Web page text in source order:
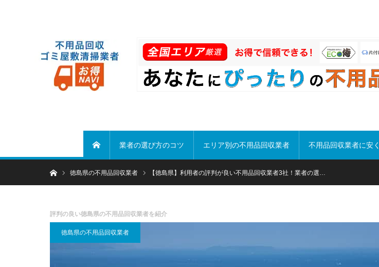
業者の選び方のコツ エリア別の不用品回収業者 不用品回収業者に安
ホーム徳島県の不用品回収業者 【徳島県】利用者の評判が良い不用品回収業者3社！業者の選…
評判の良い徳島県の不用品回収業者を紹介
徳島県の不用品回収業者